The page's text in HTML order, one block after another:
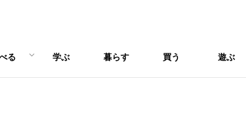
る 学ぶ 暮らす 買う 遊ぶ